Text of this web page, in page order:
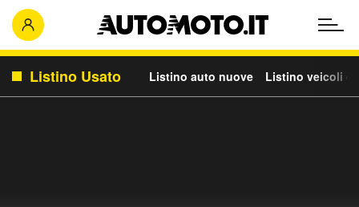
Listino Usato Listino auto nuove Listino veicoli